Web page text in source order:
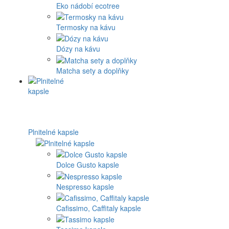
Eko nádobí ecotree
Termosky na kávu
Dózy na kávu
Matcha sety a doplňky
Plnitelné kapsle
Dolce Gusto kapsle
Nespresso kapsle
Cafissimo, Caffitaly kapsle